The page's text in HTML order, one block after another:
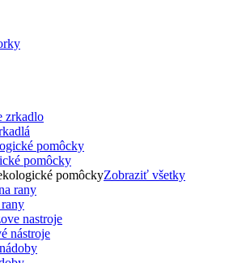
pomôcky
pomôckyZobraziť všetky
nástroje